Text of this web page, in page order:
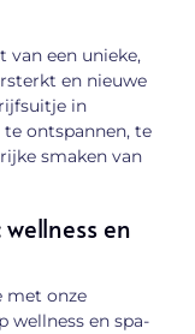
van een unieke,
en nieuwe
in
ontspannen, te
smaken van
en
met onze
wellness en spa-